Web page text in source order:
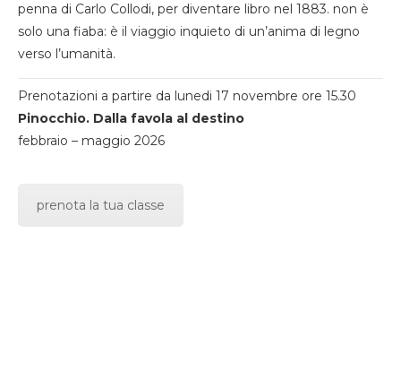
penna di Carlo Collodi, per diventare libro nel 1883. non è
solo una fiaba: è il viaggio inquieto di un’anima di legno
verso l’umanità.
Prenotazioni a partire da lunedi 17 novembre ore 15.30
Pinocchio. Dalla favola al destino
febbraio – maggio 2026
prenota la tua classe